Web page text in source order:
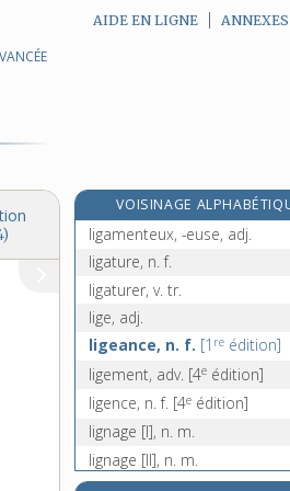
AIDE EN LIGNE ANNEXES
VOISINAGE
ligamentaire, adj.
ligamenteux, -euse, adj.
ligature, n. f.
ligaturer, v. tr.
lige, adj.
ligeance, n. f. [1 re édition]
ligement, adv. [4e édition]
ligence, n. f. [4e édition]
lignage [I], n. m.
lignage [II], n. m.